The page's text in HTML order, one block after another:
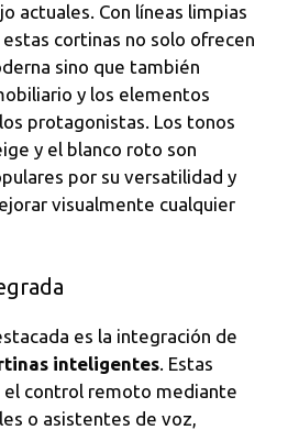
actuales. Con líneas limpias
cortinas no solo ofrecen
sino que también
y los elementos
protagonistas. Los tonos
y el blanco roto son
por su versatilidad y
visualmente cualquier
es la integración de
inteligentes . Estas
control remoto mediante
o asistentes de voz,